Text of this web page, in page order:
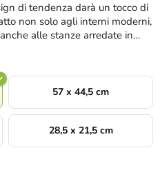
di tendenza darà un tocco di
non solo agli interni moderni,
alle stanze arredate in
57 x 44,5 cm
28,5 x 21,5 cm